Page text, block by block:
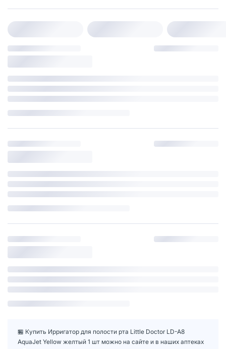
🏪 Купить Ирригатор для полости рта Little Doctor LD-A8
AquaJet Yellow желтый 1 шт можно на сайте и в наших аптеках